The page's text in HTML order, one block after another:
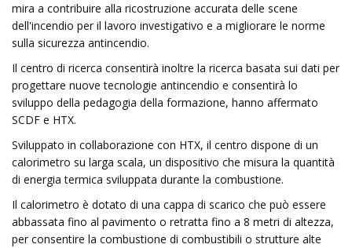
mira a contribuire alla ricostruzione accurata delle scene
dell'incendio per il lavoro investigativo e a migliorare le norme
sulla sicurezza antincendio.
Il centro di ricerca consentirà inoltre la ricerca basata sui dati per
progettare nuove tecnologie antincendio e consentirà lo
sviluppo della pedagogia della formazione, hanno affermato
SCDF e HTX.
Sviluppato in collaborazione con HTX, il centro dispone di un
calorimetro su larga scala, un dispositivo che misura la quantità
di energia termica sviluppata durante la combustione.
Il calorimetro è dotato di una cappa di scarico che può essere
abbassata fino al pavimento o retratta fino a 8 metri di altezza,
per consentire la combustione di combustibili o strutture alte